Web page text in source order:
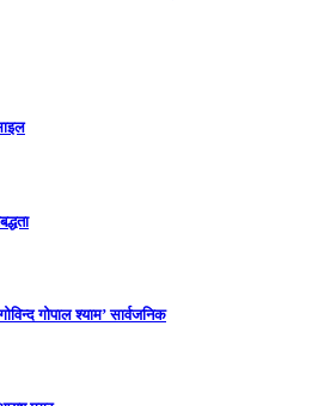
गोपाल श्याम’ सार्वजनिक